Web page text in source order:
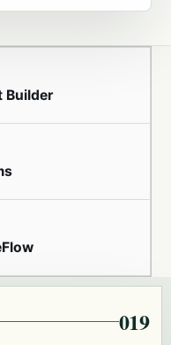
Builder
019